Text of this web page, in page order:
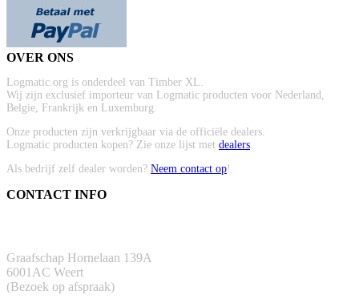
OVER ONS
Logmatic.org is onderdeel van Timber XL.
Wij zijn exclusief importeur van Logmatic producten voor Nederland,
Belgie, Frankrijk en Luxemburg.
Onze producten zijn verkrijgbaar via de officiële dealers.
Logmatic producten kopen? Zie onze lijst met dealers.
Als bedrijf zelf dealer worden? Neem contact op!
CONTACT INFO
Graafschap Hornelaan 139A
6001AC Weert
(Bezoek op afspraak)